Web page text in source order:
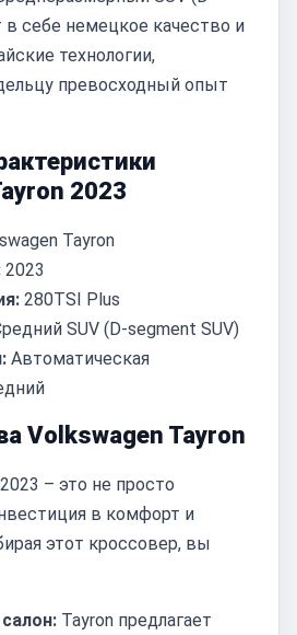
в себе немецкое качество и
технологии,
превосходный опыт
2023
Tayron
2023
280TSI Plus
SUV (D-segment SUV)
Автоматическая
Volkswagen Tayron
– это не просто
в комфорт и
этот кроссовер, вы
Tayron предлагает